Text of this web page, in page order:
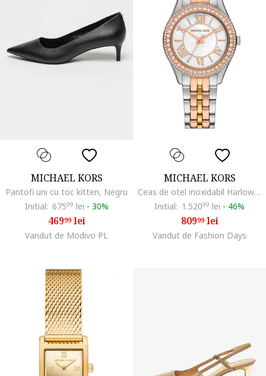
MICHAEL KORS
Pantofi uni cu toc kitten, Negru
Initial: 67599 lei - 30%
46999lei
Vandut de Modivo PL
MICHAEL KORS
Ceas de otel inoxidabil Harlowe, Auriu rose/Argintiu
Initial: 1.52099 lei - 46%
80999lei
Vandut de Fashion Days